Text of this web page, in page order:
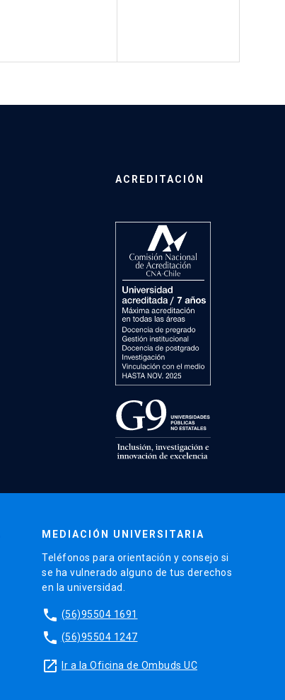
ACREDITACIÓN
MEDIACIÓN UNIVERSITARIA
Teléfonos para orientación y consejo si
se ha vulnerado alguno de tus derechos
en la universidad.
phone (56)95504 1691
phone (56)95504 1247
launch Ir a la Oficina de Ombuds UC